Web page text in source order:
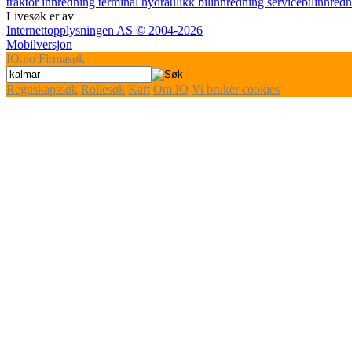
Livesøk er av
Internettopplysningen AS © 2004-2026
Mobilversjon
IO.no Firmasøk
Regnskapssøk Rollesøk Kart Om IO Vi bruker cookies